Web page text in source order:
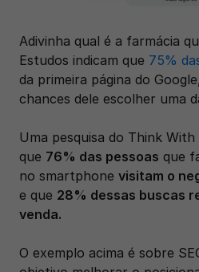
Adivinha qual é a farmácia
Estudos indicam que 75%
da primeira página do
chances dele escolher uma
Uma pesquisa do Think
que 76% das pessoas que
no smartphone visitam o
e que 28% dessas buscas
venda.
O exemplo acima é sobre